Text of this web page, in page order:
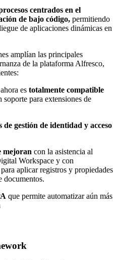
centrados en el
de bajo código, permitiendo
de aplicaciones dinámicas en
amplían las principales
de la plataforma Alfresco,
es totalmente compatible
soporte para extensiones de
gestión de identidad y acceso
mejoran con la asistencia al
Workspace y con
aplicar registros y propiedades
documentos.
que permite automatizar aún más